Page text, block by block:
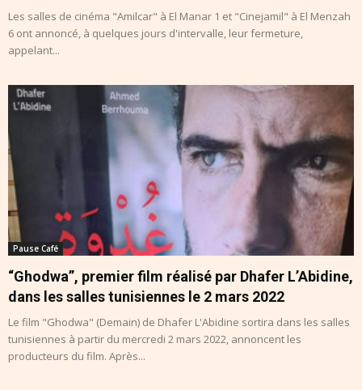
Les salles de cinéma "Amilcar" à El Manar 1 et "Cinejamil" à El Menzah
6 ont annoncé, à quelques jours d'intervalle, leur fermeture,
appelant...
Pause Café
“Ghodwa”, premier film réalisé par Dhafer L’Abidine,
dans les salles tunisiennes le 2 mars 2022
Le film "Ghodwa" (Demain) de Dhafer L'Abidine sortira dans les salles
tunisiennes à partir du mercredi 2 mars 2022, annoncent les
producteurs du film. Après...